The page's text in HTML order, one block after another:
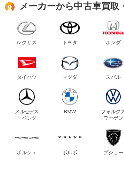
メーカーから中古車買取
レクサス トヨタ ホンダ
ダイハツ マツダ スバル
メルセデス
・ベンツ
BMW
フォルク
ワーゲン
ポルシェ ボルボ プジョー